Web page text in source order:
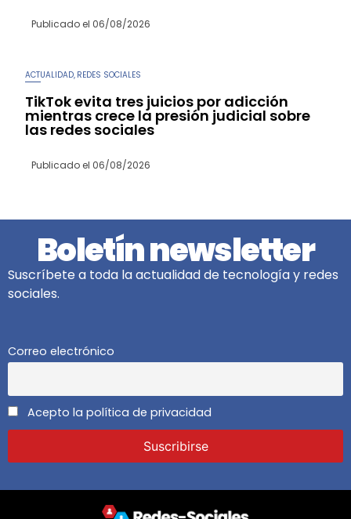
Publicado el 06/08/2026
ACTUALIDAD REDES SOCIALES
TikTok evita tres juicios por adicción
mientras crece la presión judicial sobre
las redes sociales
Publicado el 06/08/2026
Boletín newsletter
Suscríbete a toda la actualidad de tecnología y redes
sociales.
Correo electrónico
Acepto la política de privacidad